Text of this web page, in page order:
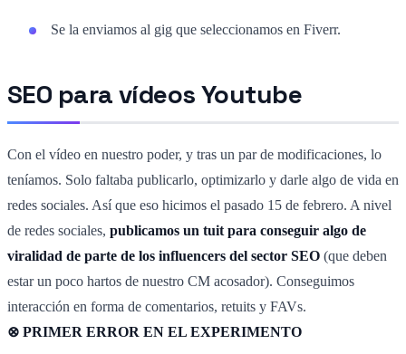
Se la enviamos al gig que seleccionamos en Fiverr.
SEO para vídeos Youtube
Con el vídeo en nuestro poder, y tras un par de modificaciones, lo
teníamos. Solo faltaba publicarlo, optimizarlo y darle algo de vida en
redes sociales. Así que eso hicimos el pasado 15 de febrero. A nivel
de redes sociales, publicamos un tuit para conseguir algo de
viralidad de parte de los influencers del sector SEO (que deben
estar un poco hartos de nuestro CM acosador). Conseguimos
interacción en forma de comentarios, retuits y FAVs.
⊗ PRIMER ERROR EN EL EXPERIMENTO